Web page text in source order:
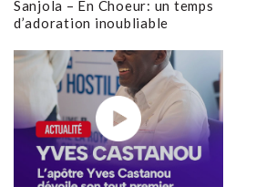
Sanjola – En Choeur: un temps
d’adoration inoubliable